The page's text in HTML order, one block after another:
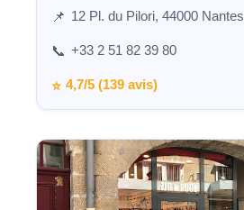
📌 12 Pl. du Pilori, 44000 Nantes
📞 +33 2 51 82 39 80
⭐ 4,7/5 (139 avis)